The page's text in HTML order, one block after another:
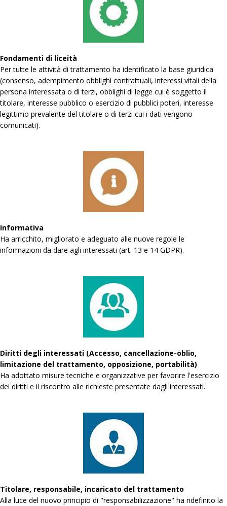
Fondamenti di liceità
Per tutte le attività di trattamento ha identificato la base giuridica
(consenso, adempimento obblighi contrattuali, interessi vitali della
persona interessata o di terzi, obblighi di legge cui è soggetto il
titolare, interesse pubblico o esercizio di pubblici poteri, interesse
legittimo prevalente del titolare o di terzi cui i dati vengono
comunicati).
Informativa
Ha arricchito, migliorato e adeguato alle nuove regole le
informazioni da dare agli interessati (art. 13 e 14 GDPR).
Diritti degli interessati (Accesso, cancellazione-oblio,
limitazione del trattamento, opposizione, portabilità)
Ha adottato misure tecniche e organizzative per favorire l'esercizio
dei diritti e il riscontro alle richieste presentate dagli interessati.
Titolare, responsabile, incaricato del trattamento
Alla luce del nuovo principio di "responsabilizzazione" ha ridefinito la